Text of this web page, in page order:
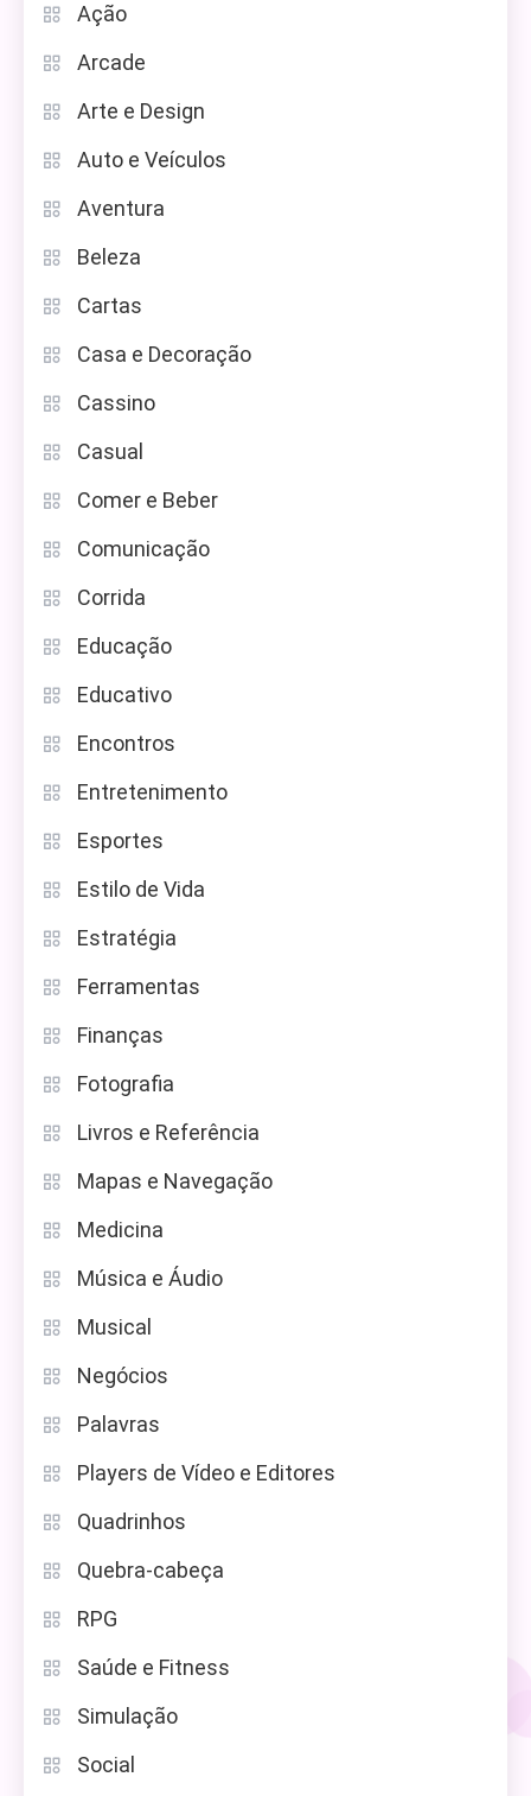
Ação
Arcade
Arte e Design
Auto e Veículos
Aventura
Beleza
Cartas
Casa e Decoração
Cassino
Casual
Comer e Beber
Comunicação
Corrida
Educação
Educativo
Encontros
Entretenimento
Esportes
Estilo de Vida
Estratégia
Ferramentas
Finanças
Fotografia
Livros e Referência
Mapas e Navegação
Medicina
Música e Áudio
Musical
Negócios
Palavras
Players de Vídeo e Editores
Quadrinhos
Quebra-cabeça
RPG
Saúde e Fitness
Simulação
Social